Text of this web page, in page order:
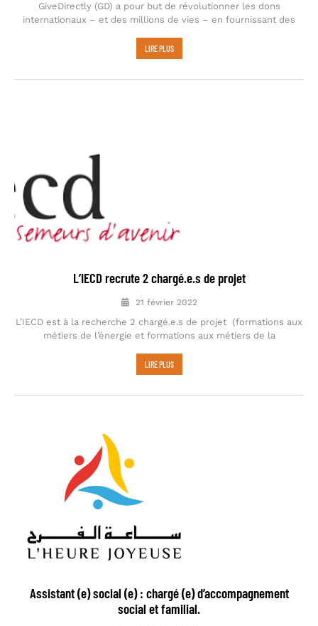
GiveDirectly (GD) a pour but de révolutionner les dons
internationaux – et des millions de vies – en fournissant des
LIRE PLUS
L’IECD recrute 2 chargé.e.s de projet
21 février 2022
L’IECD est à la recherche 2 chargé.e.s de projet (formations aux
métiers de l’énergie et formations aux métiers de la
LIRE PLUS
Assistant (e) social (e) : chargé (e) d’accompagnement
social et familial.